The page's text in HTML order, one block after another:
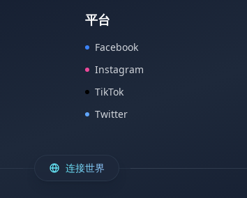
平台
Facebook
Instagram
TikTok
Twitter
连接世界